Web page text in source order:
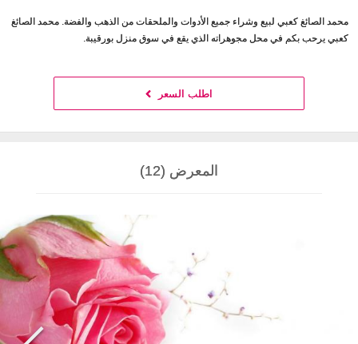
محمد الصائغ كعبي لبيع وشراء جميع الأدوات والملحقات من الذهب والفضة. محمد الصائغ
كعبي يرحب بكم في محل مجوهراته الذي يقع في سوق منزل بورقيبة.
اطلب السعر
المعرض (12)